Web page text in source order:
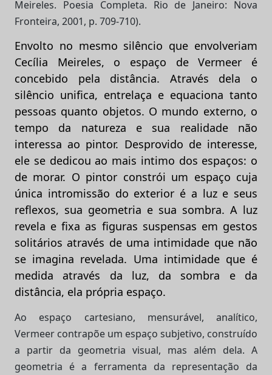
Meireles. Poesia Completa. Rio de Janeiro: Nova
Fronteira, 2001, p. 709-710).
Envolto no mesmo silêncio que envolveriam
Cecília Meireles, o espaço de Vermeer é
concebido pela distância. Através dela o
silêncio unifica, entrelaça e equaciona tanto
pessoas quanto objetos. O mundo externo, o
tempo da natureza e sua realidade não
interessa ao pintor. Desprovido de interesse,
ele se dedicou ao mais intimo dos espaços: o
de morar. O pintor constrói um espaço cuja
única intromissão do exterior é a luz e seus
reflexos, sua geometria e sua sombra. A luz
revela e fixa as figuras suspensas em gestos
solitários através de uma intimidade que não
se imagina revelada. Uma intimidade que é
medida através da luz, da sombra e da
distância, ela própria espaço.
Ao espaço cartesiano, mensurável, analítico,
Vermeer contrapõe um espaço subjetivo, construído
a partir da geometria visual, mas além dela. A
geometria é a ferramenta da representação da